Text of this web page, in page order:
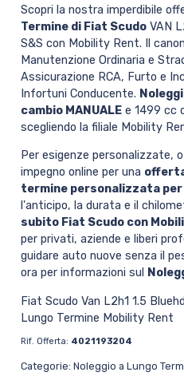
Scopri la nostra imperdibile
Termine di Fiat ScudoVAN
S&S con Mobility Rent. Il
Manutenzione Ordinaria e
Assicurazione RCA, Furto e
Infortuni Conducente.
cambio MANUALEe 1499 cc
scegliendo la filiale Mobility
Per esigenze personalizzate,
impegno online per una
termine personalizzata per
l'anticipo, la durata e il
subito Fiat Scudo con
per privati, aziende e liberi
guidare auto nuove senza il
ora per informazioni sul
Fiat Scudo Van L2h1 1.5
Lungo Termine Mobility Rent
Rif. Offerta: 4021193204
Categorie: Noleggio a Lungo